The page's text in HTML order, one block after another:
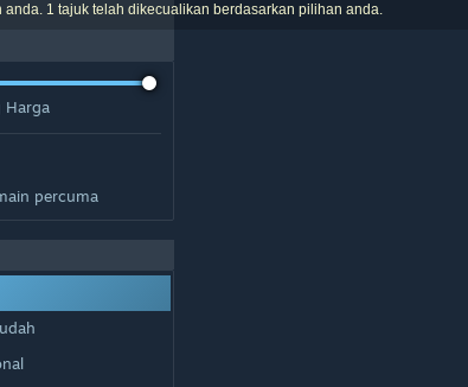
1 tajuk telah dikecualikan berdasarkan pilihan anda.
Harga
percuma